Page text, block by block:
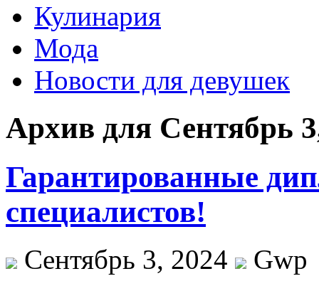
Кулинария
Мода
Новости для девушек
Архив для Сентябрь
Гарантированные
специалистов!
Сентябрь 3, 2024
Gwp